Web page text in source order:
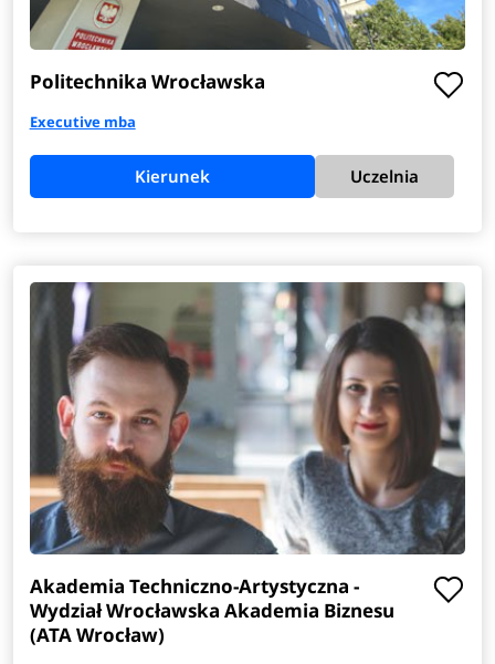
Politechnika Wrocławska
Executive mba
Kierunek Uczelnia
Akademia Techniczno-Artystyczna -
Wydział Wrocławska Akademia Biznesu
(ATA Wrocław)